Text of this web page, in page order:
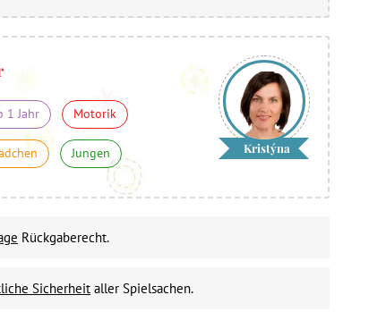
1 Jahr Motorik
Jungen Kristýna
Rückgaberecht.
Sicherheit aller Spielsachen.